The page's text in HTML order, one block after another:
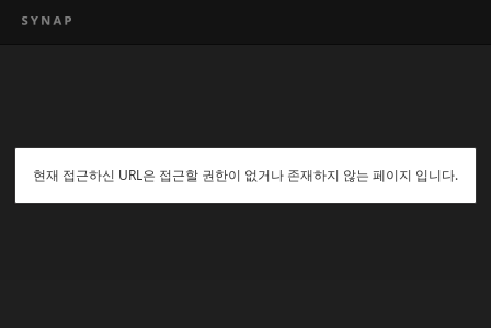
현재 접근하신 URL은 접근할 권한이 없거나 존재하지 않는 페이지 입니다.